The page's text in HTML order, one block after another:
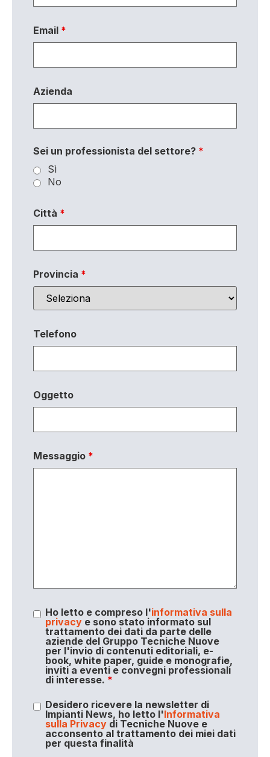
Email *
Azienda
Sei un professionista del settore? *
Sì
No
Città *
Provincia *
Telefono
Oggetto
Messaggio *
Ho letto e compreso l'informativa sulla
privacye sono stato informato sul
trattamento dei dati da parte delle
aziende del Gruppo Tecniche Nuove
per l'invio di contenuti editoriali, e-
book, white paper, guide e monografie,
inviti a eventi e convegni professionali
di interesse. *
Desidero ricevere la newsletter di
Impianti News, ho letto l'Informativa
sulla Privacydi Tecniche Nuove e
acconsento al trattamento dei miei dati
per questa finalità